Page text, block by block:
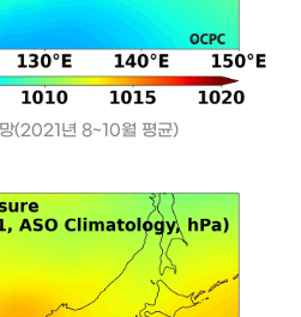
(2021년 8~10월 평균)